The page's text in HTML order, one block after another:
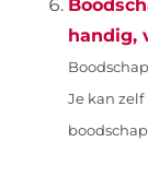
handig,
Je kan